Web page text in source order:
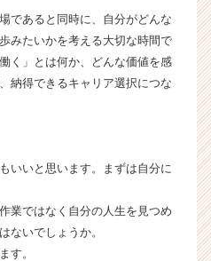
であると同時に、自分がどんな
みたいかを考える大切な時間で
く」とは何か、どんな価値を感
納得できるキャリア選択につな
いいと思います。まずは自分に
業ではなく自分の人生を見つめ
ないでしょうか。
す。